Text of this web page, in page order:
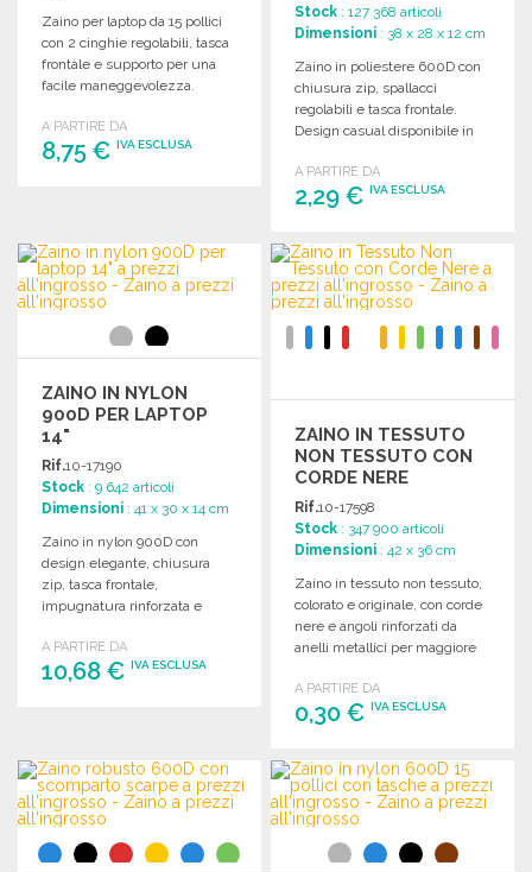
Zaino per laptop da 15 pollici
con 2 cinghie regolabili, tasca
frontale e supporto per una
facile maneggevolezza.
A PARTIRE DA
8,75 € IVA ESCLUSA
Stock : 127 368 articoli
Dimensioni : 38 x 28 x 12 cm
Zaino in poliestere 600D con
chiusura zip, spallacci
regolabili e tasca frontale.
Design casual disponibile in
A PARTIRE DA
2,29 €IVA ESCLUSA
ORDINARE
Richiedi un preventivo
ZAINO IN NYLON
900D PER LAPTOP
14"
Rif.10-17190
Stock : 9 642 articoli
Dimensioni : 41 x 30 x 14 cm
Zaino in nylon 900D con
design elegante, chiusura
zip, tasca frontale,
impugnatura rinforzata e
fino a 14 pollici.
A PARTIRE DA
10,68 € IVA ESCLUSA
Richiedi un preventivo
ZAINO IN TESSUTO
NON TESSUTO CON
CORDE NERE
Rif.10-17598
Stock : 347 900 articoli
Dimensioni : 42 x 36 cm
Zaino in tessuto non tessuto,
colorato e originale, con corde
nere e angoli rinforzati da
anelli metallici per maggiore
A PARTIRE DA
0,30 €IVA ESCLUSA
ORDINARE
Richiedi un preventivo